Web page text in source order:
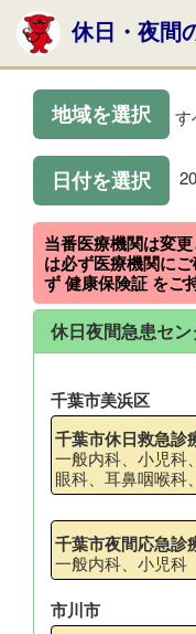
休日・夜間
地域を選択 す
日付を選択
当番医療機関は変
は必ず医療機関に
ず 健康保険証 をご
休日夜間急患セ
千葉市美浜区
千葉市休日救急診
一般内科、小児科
眼科、耳鼻咽喉科
千葉市夜間応急診
一般内科、小児科
市川市